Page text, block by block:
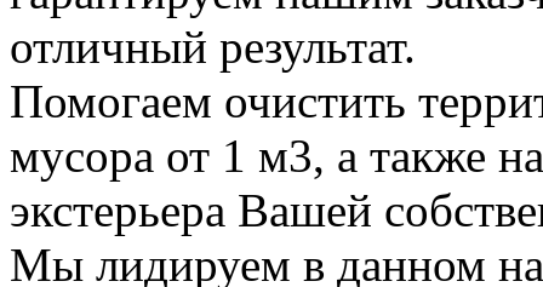
отличный результат.
Помогаем очистить
мусора от 1 м3, а также
экстерьера Вашей
Мы лидируем в данном